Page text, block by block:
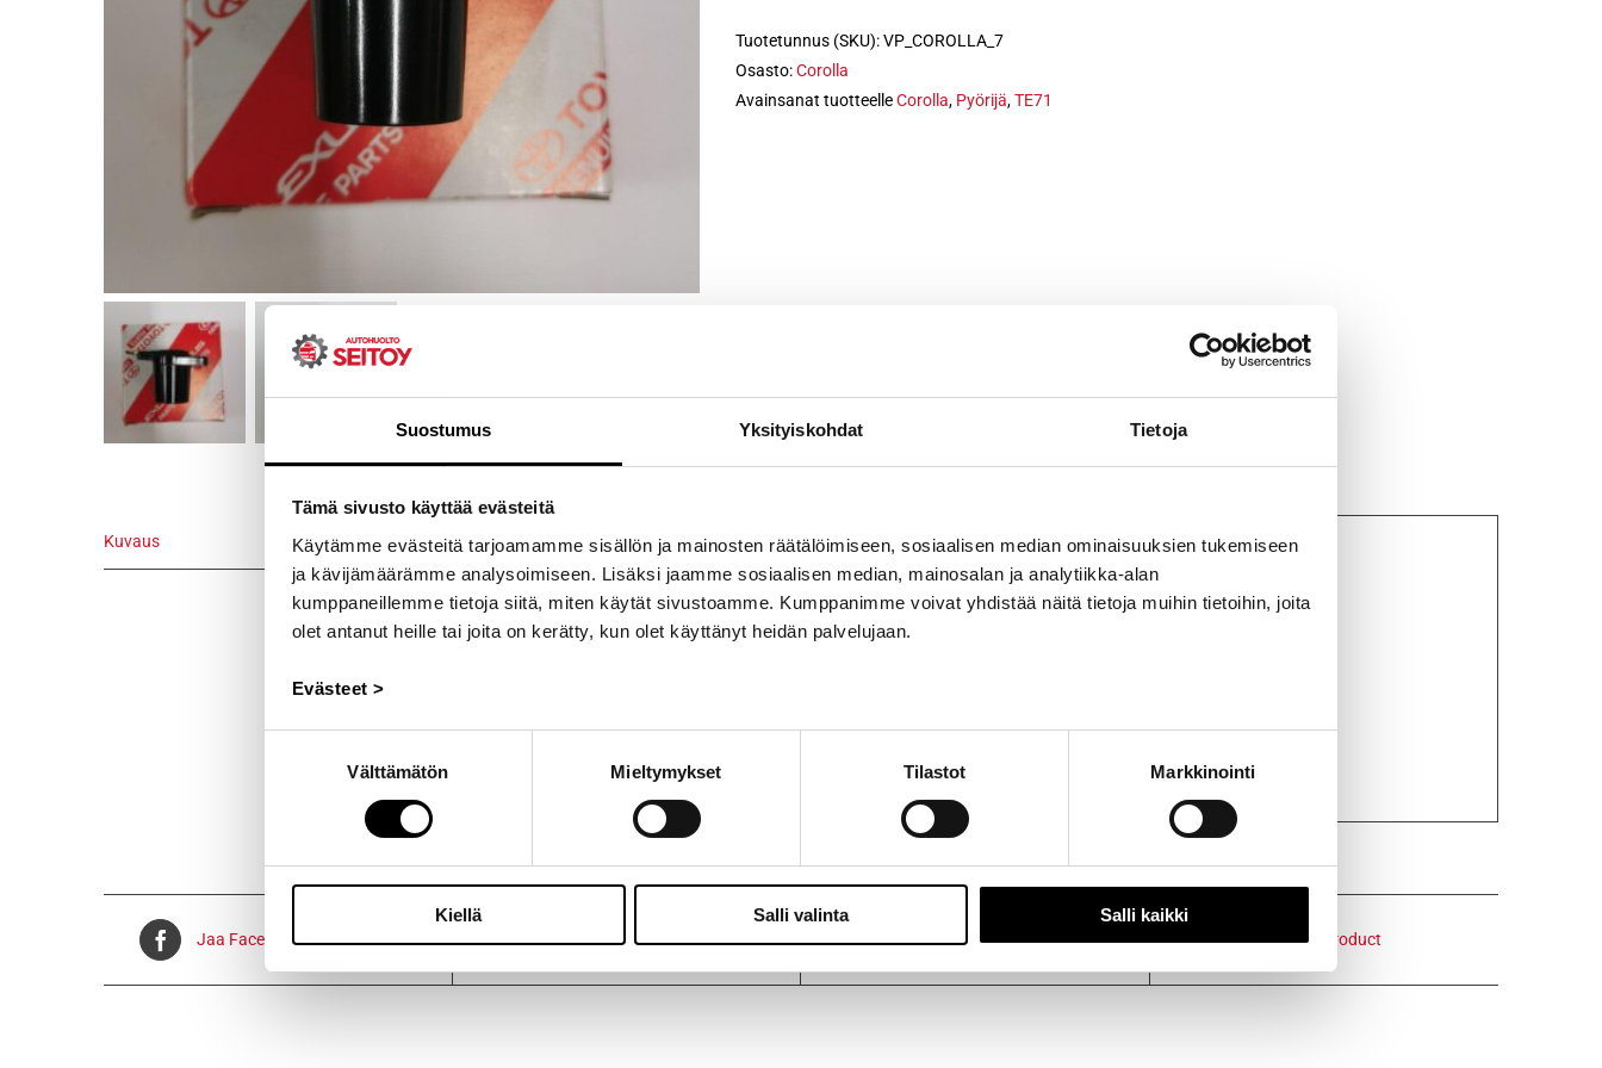
Suostumus Yksityiskohdat Tietoja
Tämä sivusto käyttää evästeitä
Käytämme evästeitä tarjoamamme sisällön ja mainosten räätälöimiseen, sosiaalisen median ominaisuuksien tukemiseen
ja kävijämäärämme analysoimiseen. Lisäksi jaamme sosiaalisen median, mainosalan ja analytiikka-alan
kumppaneillemme tietoja siitä, miten käytät sivustoamme. Kumppanimme voivat yhdistää näitä tietoja muihin tietoihin, joita
olet antanut heille tai joita on kerätty, kun olet käyttänyt heidän palvelujaan.
Evästeet >
Välttämätön Mieltymykset Tilastot Markkinointi
Kiellä Salli valinta Salli kaikki
Tuotetunnus (SKU):VP_COROLLA_7
Osasto:Corolla
Avainsanat tuotteelleCorolla, Pyörijä,TE71
Kuvaus
Kuvaus
Alkuperäinen virranjakajan pyörijä autoon Toyota Corolla TE71
Voidaan lähettää 1-5 päivän kuluessa.
Jaa Facebookissa Twiittaa tästä tuotteesta Pin This Product Email This Product